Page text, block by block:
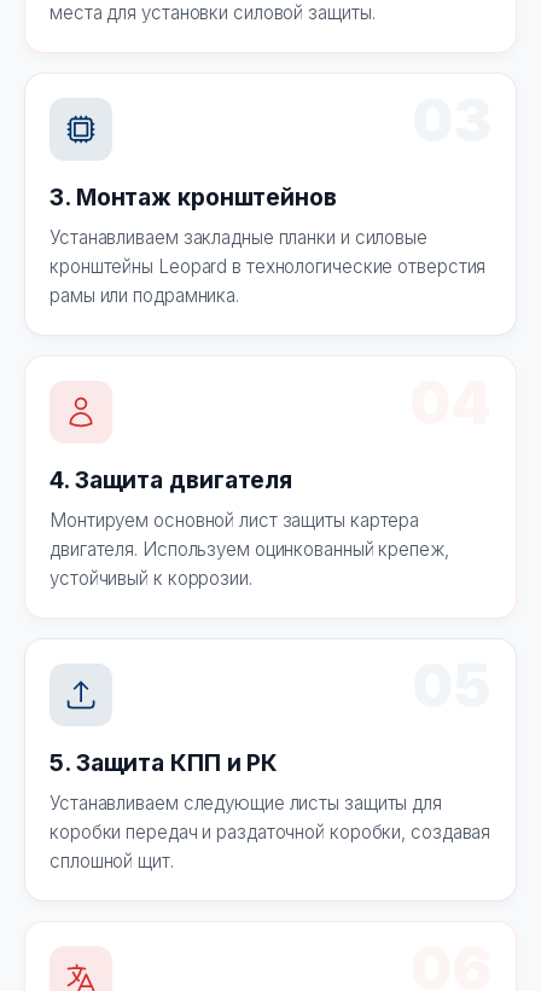
места для установки силовой защиты.
3. Монтаж кронштейнов
Устанавливаем закладные планки и силовые
кронштейны Leopard в технологические отверстия
рамы или подрамника.
4. Защита двигателя
Монтируем основной лист защиты картера
двигателя. Используем оцинкованный крепеж,
устойчивый к коррозии.
5. Защита КПП и РК
Устанавливаем следующие листы защиты для
коробки передач и раздаточной коробки, создавая
сплошной щит.